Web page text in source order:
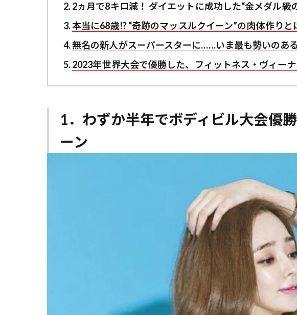
2ヵ月で8キロ減！ ダイエットに成功した“金メダル級
本当に68歳!? “奇跡のマッスルクイーン”の肉体作りと
無名の新人がスーパースターに……いま最も勢いのあ
2023年世界大会で優勝した、フィットネス・ヴィーナ
1．わずか半年でボディビル大会優
ーン